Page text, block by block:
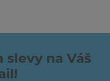
slevy na Váš